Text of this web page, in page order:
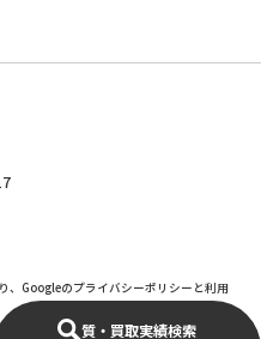
質・買取実績検索
、Googleのプライバシーポリシーと利用